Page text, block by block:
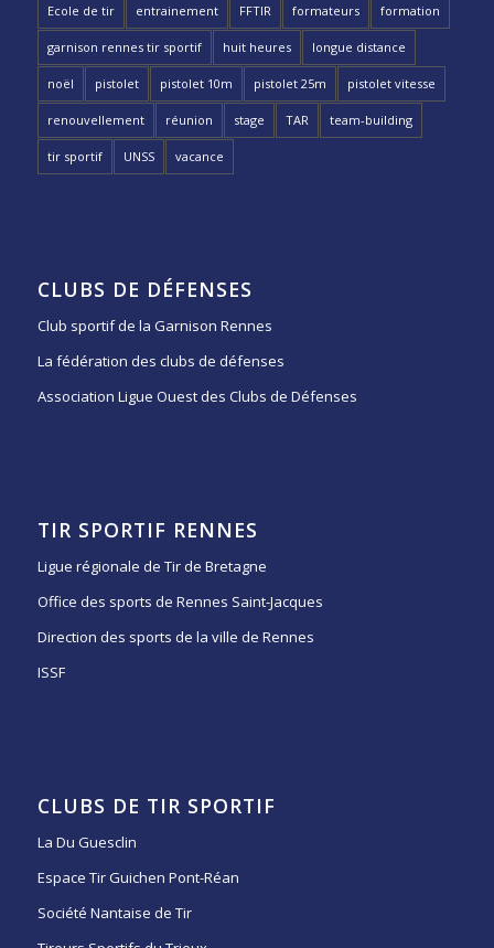
Ecole de tir entrainement FFTIR formateurs formation
garnison rennes tir sportif huit heures longue distance
noël pistolet pistolet 10m pistolet 25m pistolet vitesse
renouvellement réunion stage TAR team-building
tir sportif UNSS vacance
CLUBS DE DÉFENSES
Club sportif de la Garnison Rennes
La fédération des clubs de défenses
Association Ligue Ouest des Clubs de Défenses
TIR SPORTIF RENNES
Ligue régionale de Tir de Bretagne
Office des sports de Rennes Saint-Jacques
Direction des sports de la ville de Rennes
ISSF
CLUBS DE TIR SPORTIF
La Du Guesclin
Espace Tir Guichen Pont-Réan
Société Nantaise de Tir